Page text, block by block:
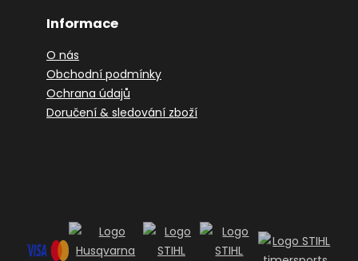
Informace
O nás
Obchodní podmínky
Ochrana údajů
Doručení & sledování zboží